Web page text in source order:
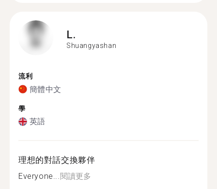
L.
Shuangyashan
流利
簡體中文
學
英語
理想的對話交換夥伴
Everyone...閱讀更多